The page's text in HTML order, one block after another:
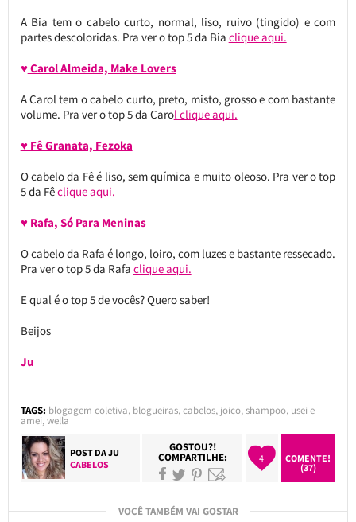
A Bia tem o cabelo curto, normal, liso, ruivo (tingido) e com
partes descoloridas. Pra ver o top 5 da Bia clique aqui.
♥Carol Almeida, Make Lovers
A Carol tem o cabelo curto, preto, misto, grosso e com bastante
volume. Pra ver o top 5 da Carol clique aqui.
♥ Fê Granata, Fezoka
O cabelo da Fê é liso, sem química e muito oleoso. Pra ver o top
5 da Fêclique aqui.
♥ Rafa, Só Para Meninas
O cabelo da Rafa é longo, loiro, com luzes e bastante ressecado.
Pra ver o top 5 da Rafa clique aqui.
E qual é o top 5 de vocês? Quero saber!
Beijos
Ju
TAGS: blogagem coletiva, blogueiras,cabelos, joico,shampoo, usei e
amei,wella
POST DAJU
CABELOS
GOSTOU?!
COMPARTILHE: 4
COMENTE!
(37)
VOCÊ TAMBÉM VAI GOSTAR